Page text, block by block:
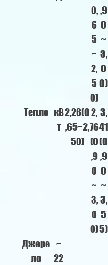
0,
6
5
~
2,
5
0)
,9
0
~
3,
0
0)
Тепло кВ
т
2,26(0
,65~2,
50)
2,
76
(0
,9
0
~
3,
0
0)
3,
41
(0
,9
0
~
3,
5
5)
Джере
ло
~
22